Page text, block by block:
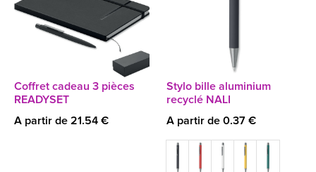
Coffret cadeau 3 pièces
READYSET
A partir de 21.54 €
Stylo bille aluminium
recyclé NALI
A partir de 0.37 €